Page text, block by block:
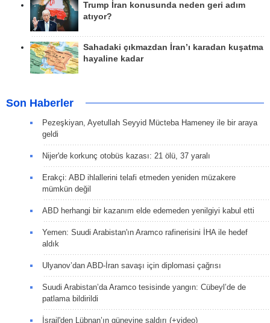
Trump İran konusunda neden geri adım
atıyor?
Sahadaki çıkmazdan İran’ı karadan kuşatma
hayaline kadar
Son Haberler
Pezeşkiyan, Ayetullah Seyyid Mücteba Hameney ile bir araya
geldi
Nijer'de korkunç otobüs kazası: 21 ölü, 37 yaralı
Erakçi: ABD ihlallerini telafi etmeden yeniden müzakere
mümkün değil
ABD herhangi bir kazanım elde edemeden yenilgiyi kabul etti
Yemen: Suudi Arabistan'ın Aramco rafinerisini İHA ile hedef
aldık
Ulyanov’dan ABD-İran savaşı için diplomasi çağrısı
Suudi Arabistan’da Aramco tesisinde yangın: Cübeyl’de de
patlama bildirildi
İsrail'den Lübnan’ın güneyine saldırı (+video)